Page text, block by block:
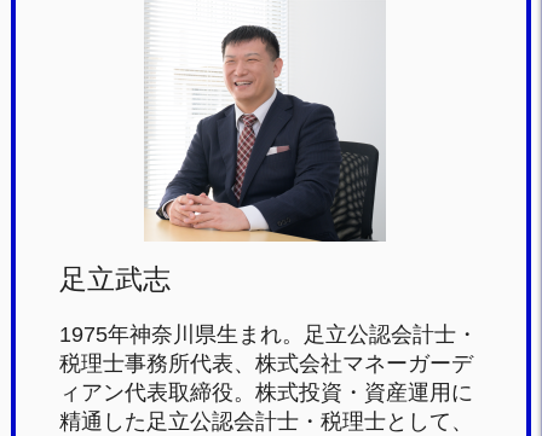
n
a
足立武志
1975年神奈川県生まれ。足立公認会計士・
税理士事務所代表、株式会社マネーガーデ
ィアン代表取締役。株式投資・資産運用に
精通した足立公認会計士・税理士として、